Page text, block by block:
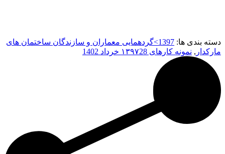
دسته بندی ها:
1397>گردهمایی معماران و سازندگان ساختمان های
مارکدار , نمونه کارهای ۱۳۹۷ 28 خرداد 1402